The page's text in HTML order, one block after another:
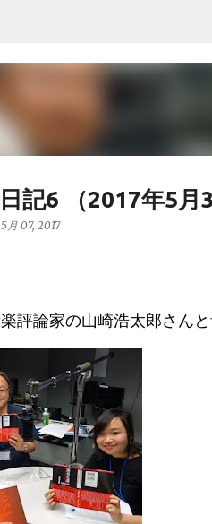
記6 （2017年5月
5月 07, 2017
評論家の山崎浩太郎さん